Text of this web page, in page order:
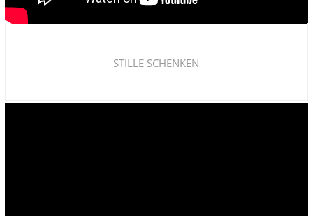
STILLE SCHENKEN